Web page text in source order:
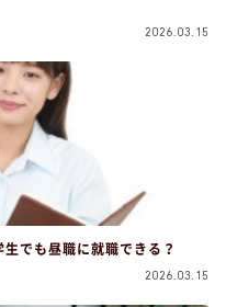
2026.03.15
でも昼職に就職できる？
2026.03.15